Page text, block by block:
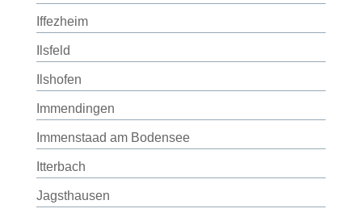
Iffezheim
Ilsfeld
Ilshofen
Immendingen
Immenstaad am Bodensee
Itterbach
Jagsthausen